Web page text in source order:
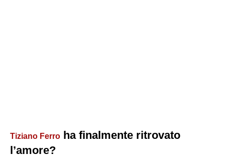
Tiziano Ferro ha finalmente ritrovato
l’amore?